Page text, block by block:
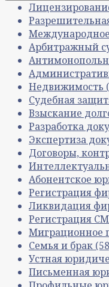
Арбитражный
Недвижимость
Судебная
Взыскание
Разработка
Экспертиза
Договоры,
Абонентское
Регистрация
Ликвидация
Регистрация
Миграционное
Семья и брак
Устная
Письменная